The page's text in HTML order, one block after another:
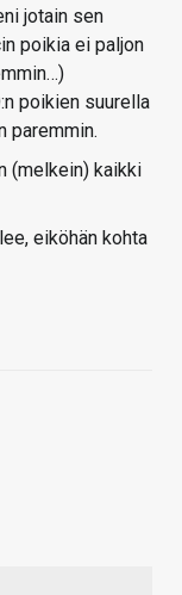
jotain sen
poikia ei paljon
poikien suurella
paremmin.
(melkein) kaikki
eiköhän kohta